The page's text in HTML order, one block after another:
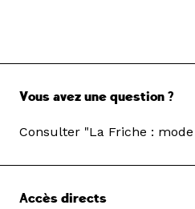
Vous avez une question ?
Consulter "La Friche : mode
Accès directs